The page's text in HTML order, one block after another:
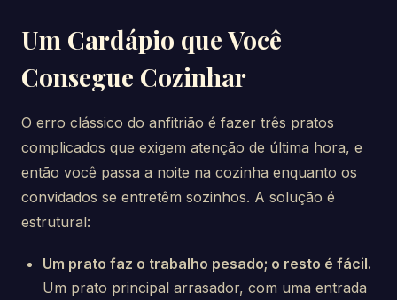
Um Cardápio que Você
Consegue Cozinhar
O erro clássico do anfitrião é fazer três pratos
complicados que exigem atenção de última hora, e
então você passa a noite na cozinha enquanto os
convidados se entretêm sozinhos. A solução é
estrutural:
Um prato faz o trabalho pesado; o resto é fácil.
Um prato principal arrasador, com uma entrada